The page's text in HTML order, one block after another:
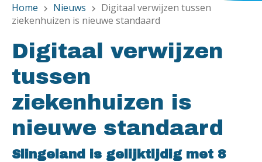
Home chevron_right Nieuws chevron_right
Digitaal verwijzen tussen
ziekenhuizen is nieuwe standaard
Digitaal verwijzen
tussen
ziekenhuizen is
nieuwe standaard
Slingeland is gelijktijdig met 8